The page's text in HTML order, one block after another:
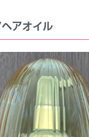
ヘアオイル